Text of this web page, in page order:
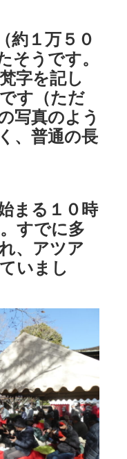
約１万５０
そうです。
字を記し
す（ただ
写真のよう
、普通の長
まる１０時
すでに多
、アツア
いまし